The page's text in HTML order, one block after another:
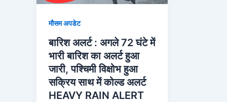
मौसम अपडेट
बारिश अलर्ट : अगले 72 घंटे में
भारी बारिश का अलर्ट हुआ
जारी, पश्चिमी विक्षोभ हुआ
सक्रिय साथ में कोल्ड अलर्ट
HEAVY RAIN ALERT